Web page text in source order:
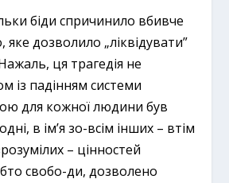
біди спричинило вбивче
дозволило „ліквідувати”
ця трагедія не
із падінням системи
для кожної людини був
в ім’я зо-всім інших – втім
– цінностей
свобо-ди, дозволено